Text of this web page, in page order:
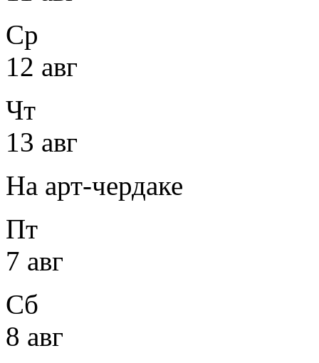
Ср
12 авг
Чт
13 авг
На арт-чердаке
Пт
7 авг
Сб
8 авг